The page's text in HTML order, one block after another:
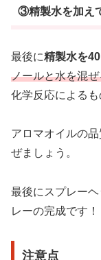
③精製水を加え
最後に精製水を
ノールと水を混
化学反応によるも
アロマオイルの
ぜましょう。
最後にスプレー
レーの完成です！
注意点